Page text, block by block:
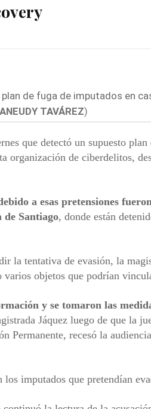
ANEUDY TAVÁREZ)
que detectó un supuesto
organización de ciberdelitos,
a esas pretensiones
de Santiago, donde están
la tentativa de evasión, la
objetos que podrían
y se tomaron las
Jáquez luego de que la
Permanente, recesó la
los imputados que pretendían